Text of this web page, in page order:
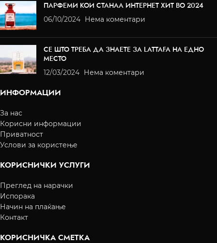
ПАРФЕМИ КОИ СТАНАА ИНТЕРНЕТ ХИТ ВО 2024
06/10/2024 Нема коментари
СЕ ШТО ТРЕБА ДА ЗНАЕТЕ ЗА LATTAFA НА ЕДНО
МЕСТО
12/03/2024 Нема коментари
ИНФОРМАЦИИ
За нас
Корисни информации
Приватност
Услови за користење
КОРИСНИЧКИ УСЛУГИ
Преглед на нарачки
Испорака
Начин на плаќање
Контакт
КОРИСНИЧКА СМЕТКА